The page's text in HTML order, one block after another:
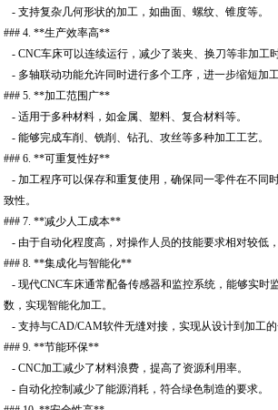
- 支持复杂几何形状的加工，如曲面、螺纹、锥度等。
### 4. **生产效率高**
- CNC车床可以连续运行，减少了装夹、换刀等非加工时
- 多轴联动功能允许同时进行多个工序，进一步缩短加工
### 5. **加工范围广**
- 适用于多种材料，如金属、塑料、复合材料等。
- 能够完成车削、铣削、钻孔、攻丝等多种加工工艺。
### 6. **可重复性好**
- 加工程序可以保存和重复使用，确保同一零件在不同
致性。
### 7. **减少人工成本**
- 由于自动化程度高，对操作人员的技能要求相对较低
### 8. **集成化与智能化**
- 现代CNC车床通常配备传感器和监控系统，能够实时
数，实现智能化加工。
- 支持与CAD/CAM软件无缝对接，实现从设计到加工的
### 9. **节能环保**
- CNC加工减少了材料浪费，提高了资源利用率。
- 自动化控制减少了能源消耗，符合绿色制造的要求。